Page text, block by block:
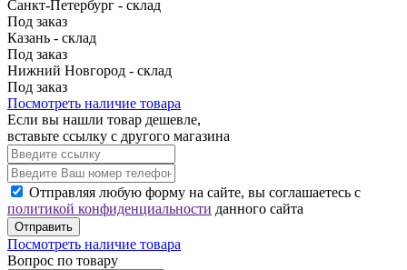
Санкт-Петербург - склад
Под заказ
Казань - склад
Под заказ
Нижний Новгород - склад
Под заказ
Посмотреть наличие товара
Если вы нашли товар дешевле,
вставьте ссылку с другого магазина
Отправляя любую форму на сайте, вы соглашаетесь с
политикой конфиденциальности данного сайта
Отправить
Посмотреть наличие товара
Вопрос по товару